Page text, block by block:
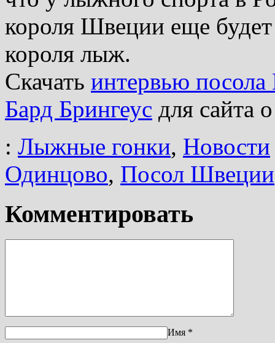
короля Швеции еще будет
короля лыж.
Скачать интервью
Бард Брингеус для сайта
: Лыжные гонки, Новости
Одинцово, Посол Швеции
Комментировать
Имя *